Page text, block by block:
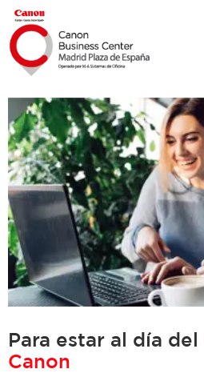
Para estar al día del
Canon